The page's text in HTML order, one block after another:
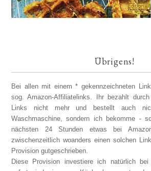
Übrigens!
Bei allen mit einem * gekennzeichneten
sog. Amazon-Affiliatelinks. Ihr bezahlt
Links nicht mehr und bestellt auch
Waschmaschine, sondern ich bekomme -
nächsten 24 Stunden etwas bei
zwischenzeitlich woanders einen solchen
Provision gutgeschrieben.
Diese Provision investiere ich natürlich bei